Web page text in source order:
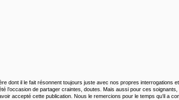
dont il le fait résonnent toujours juste avec nos propres interrogations
l’occasion de partager craintes, doutes. Mais aussi pour ces soignants,
accepté cette publication. Nous le remercions pour le temps qu’il a